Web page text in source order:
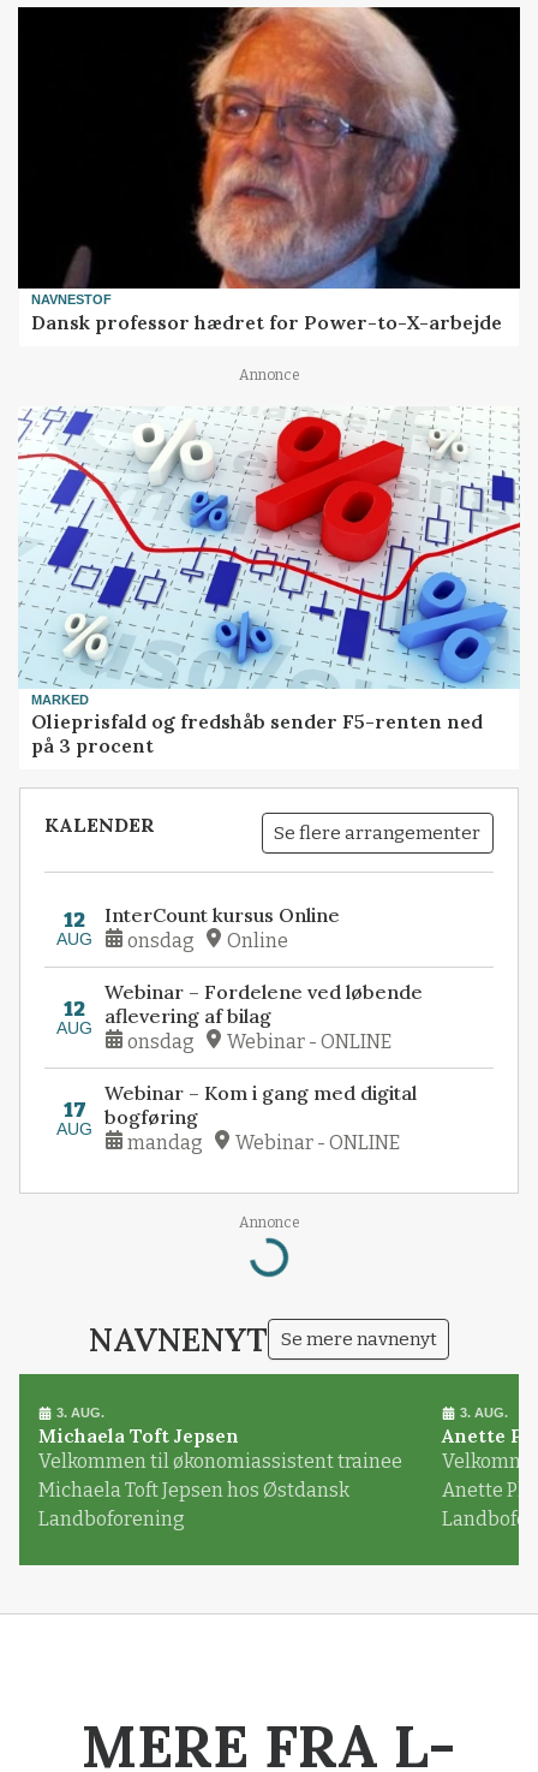
NAVNESTOF
Dansk professor hædret for Power-to-X-arbejde
Annonce
MARKED
Olieprisfald og fredshåb sender F5-renten ned
på 3 procent
KALENDER Se flere arrangementer
12
AUG
InterCount kursus Online
onsdag Online
12
AUG
Webinar – Fordelene ved løbende
aflevering af bilag
onsdag Webinar - ONLINE
17
AUG
Webinar – Kom i gang med digital
bogføring
mandag Webinar - ONLINE
Annonce
Loading...
NAVNENYT Se mere navnenyt
3. AUG.
Michaela Toft Jepsen
Velkommen til økonomiassistent trainee
Michaela Toft Jepsen hos Østdansk
Landboforening
3. AUG.
Anette
Anette
MERE FRA L-